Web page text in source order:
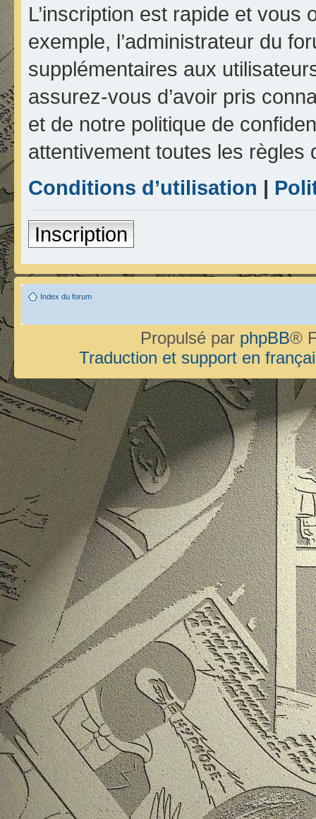
L’inscription est rapide et
exemple, l’administrateur du
supplémentaires aux
assurez-vous d’avoir pris
et de notre politique de
attentivement toutes les règles
Conditions d’utilisation |
Inscription
Index du forum
Propulsé par phpBB®
Traduction et support en